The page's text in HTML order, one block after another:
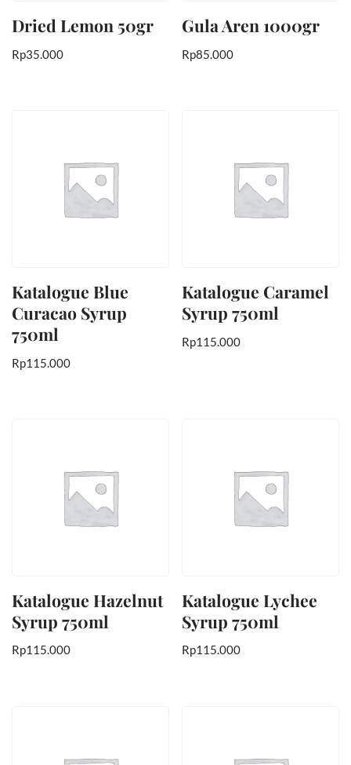
Dried Lemon 50gr
Rp35.000
Gula Aren 1000gr
Rp85.000
Katalogue Blue
Curacao Syrup
750ml
Rp115.000
Katalogue Caramel
Syrup 750ml
Rp115.000
Katalogue Hazelnut
Syrup 750ml
Rp115.000
Katalogue Lychee
Syrup 750ml
Rp115.000